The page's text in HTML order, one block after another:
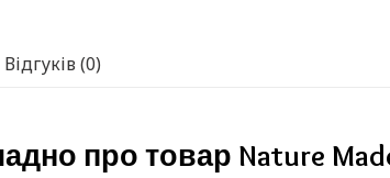
Відгуків (0)
про товар Nature